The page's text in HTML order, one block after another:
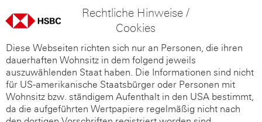
Rechtliche Hinweise /
Cookies
Diese Webseiten richten sich nur an Personen, die ihren
dauerhaften Wohnsitz in dem folgend jeweils
auszuwählenden Staat haben. Die Informationen sind nicht
für US-amerikanische Staatsbürger oder Personen mit
Wohnsitz bzw. ständigem Aufenthalt in den USA bestimmt,
da die aufgeführten Wertpapiere regelmäßig nicht nach